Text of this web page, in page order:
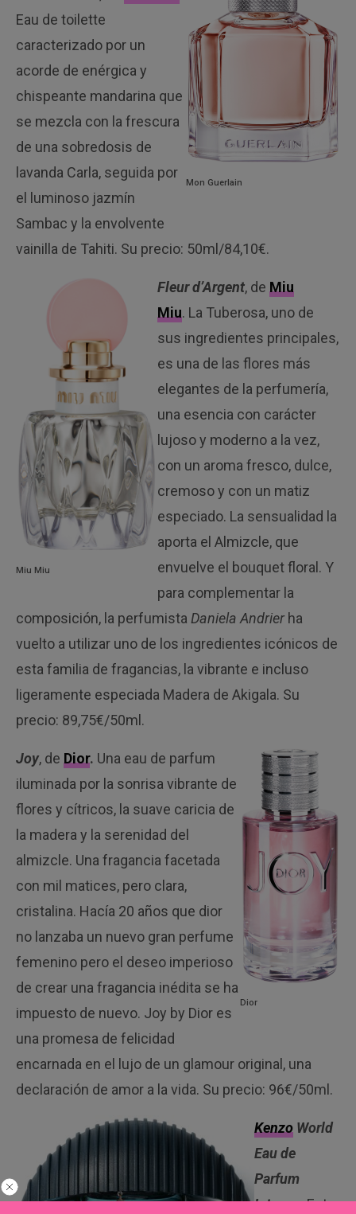
Mon Guerlain
Eau de toilette
caracterizado por un
acorde de enérgica y
chispeante mandarina que
se mezcla con la frescura
de una sobredosis de
lavanda Carla, seguida por
el luminoso jazmín
Sambac y la envolvente
vainilla de Tahiti. Su precio: 50ml/84,10€.
Miu Miu
Fleur d’Argent, de Miu
Miu. La Tuberosa, uno de
sus ingredientes principales,
es una de las flores más
elegantes de la perfumería,
una esencia con carácter
lujoso y moderno a la vez,
con un aroma fresco, dulce,
cremoso y con un matiz
especiado. La sensualidad la
aporta el Almizcle, que
envuelve el bouquet floral. Y
para complementar la
composición, la perfumista Daniela Andrierha
vuelto a utilizar uno de los ingredientes icónicos de
esta familia de fragancias, la vibrante e incluso
ligeramente especiada Madera de Akigala. Su
precio: 89,75€/50ml.
Dior
Joy, de Dior. Una eau de parfum
iluminada por la sonrisa vibrante de
flores y cítricos, la suave caricia de
la madera y la serenidad del
almizcle. Una fragancia facetada
con mil matices, pero clara,
cristalina. Hacía 20 años que dior
no lanzaba un nuevo gran perfume
femenino pero el deseo imperioso
de crear una fragancia inédita se ha
impuesto de nuevo. Joy by Dior es
una promesa de felicidad
encarnada en el lujo de un glamour original, una
declaración de amor a la vida. Su precio: 96€/50ml.
Kenzo World
Eau de
Parfum
Intense. Esta